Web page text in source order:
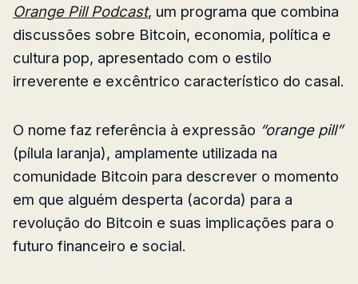
Orange Pill Podcast, um programa que combina
discussões sobre Bitcoin, economia, política e
cultura pop, apresentado com o estilo
irreverente e excêntrico característico do casal.
O nome faz referência à expressão “orange pill”
(pílula laranja), amplamente utilizada na
comunidade Bitcoin para descrever o momento
em que alguém desperta (acorda) para a
revolução do Bitcoin e suas implicações para o
futuro financeiro e social.